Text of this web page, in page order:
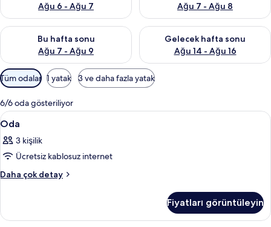
Ağu 6 - Ağu 7
Ağu 7 - Ağu 8
Bu hafta sonu
Ağu 7 - Ağu 9
Bu hafta sonu için müsaitliği kontrol et Ağu 7 - Ağu 9
Gelecek hafta sonu
Ağu 14 - Ağu 16
Önümüzdeki hafta sonu için
Odalar
için
mevcut
filtreler
Tüm odalar 1 yatak 3 ve daha fazla yatak
6/6 oda gösteriliyor
Oda
için
tüm
fotoğrafları
görün
Kuştüyü yorgan, ücretsiz kablosuz
10
Oda
3 kişilik
Ücretsiz kablosuz internet
Daha çok detay
Oda
detay
Fiyatları görüntüleyin